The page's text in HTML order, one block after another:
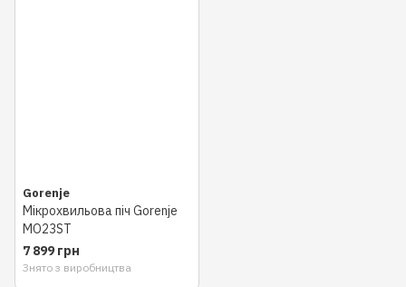
Gorenje
Мікрохвильова піч Gorenje
MO23ST
7 899 грн
Знято з виробництва